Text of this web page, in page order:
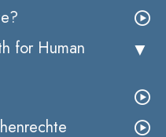
for Human